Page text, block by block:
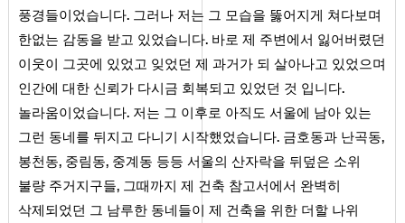
풍경들이었습니다. 그러나 저는 그 모습을 뚫어지게 쳐다보며
한없는 감동을 받고 있었습니다. 바로 제 주변에서 잃어버렸던
이웃이 그곳에 있었고 잊었던 제 과거가 되 살아나고 있었으며
인간에 대한 신뢰가 다시금 회복되고 있었던 것 입니다.
놀라움이었습니다. 저는 그 이후로 아직도 서울에 남아 있는
그런 동네를 뒤지고 다니기 시작했었습니다. 금호동과 난곡동,
봉천동, 중림동, 중계동 등등 서울의 산자락을 뒤덮은 소위
불량 주거지구들, 그때까지 제 건축 참고서에서 완벽히
삭제되었던 그 남루한 동네들이 제 건축을 위한 더할 나위